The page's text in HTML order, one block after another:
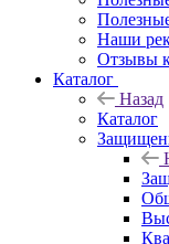
Наши
Отзывы
Каталог
Назад
Каталог